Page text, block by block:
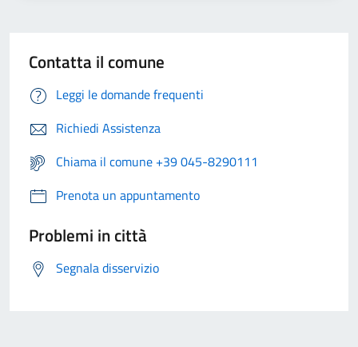
Contatta il comune
Leggi le domande frequenti
Richiedi Assistenza
Chiama il comune +39 045-8290111
Prenota un appuntamento
Problemi in città
Segnala disservizio